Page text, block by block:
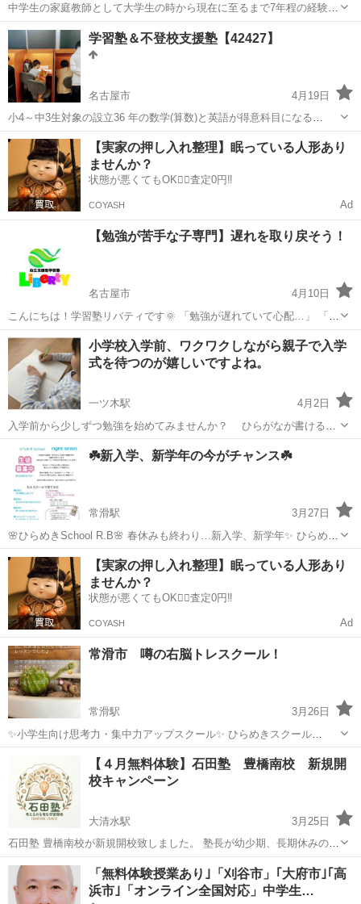
中学生の家庭教師として大学生の時から現在に至るまで7年程の経験が
あります。どの子も志望校合格へのサポートや学年で成績下位の子を
上位に入れるようサポートした実績があります。 勉強が苦手な子を教
える事が多く、その経験の中で学力...
愛知 岡崎市 矢作橋駅 塾 課題
学習塾＆不登校支援塾【42427】
名古屋市
4月19日
小4～中3生対象の設立36 年の数学(算数)と英語が得意科目になる
『AFTER SCHOOL＋(アフター スクール プラス)』です。 4年前に名
古屋市中川区の設立25年の学習塾『Vコーチ』を吸収しまして
『AFTER SC...
愛知 名古屋市 塾 クラス
【実家の押し入れ整理】眠っている人形あり
ませんか？
状態が悪くてもOK🙆‍♀️査定0円‼️
COYASH Ad
【勉強が苦手な子専門】遅れを取り戻そう！
名古屋市
4月10日
こんにちは！学習塾リバティです🌞 ​「勉強が遅れていて心配…」 「集
団塾だと緊張してしまう」 「特性に合った教え方をしてほしい」 ​そん
な悩みをお持ちの保護者様、一度お話ししませんか？ 私たちは、お子
様が 「できた！...
愛知 名古屋市 塾 ADHD
小学校入学前、ワクワクしながら親子で入学
式を待つのが嬉しいですよね。
一ツ木駅
4月2日
入学前から少しずつ勉強を始めてみませんか？ ひらがなが書けるか
心配 授業についていけるか不安 宿題の習慣がつくか不安 勉強
の習慣をつけたい。 落ち着いてます相談出来る場所があると安心です
よね。 まずは、お気軽にご相...
愛知 刈谷市 一ツ木駅 塾 数学
☘️新入学、新学年の今がチャンス☘️
常滑駅
3月27日
🌸ひらめきSchool R.B🌸 春休みも終わり…新入学、新学年✨ ひらめき
school R.Bも、少しずつお友達が増え…授業も盛り上がっています❣️
これからの時代、AIはどんどん進化します。 計算や知識だけなら、
愛知 常滑市 常滑駅 塾 親子
【実家の押し入れ整理】眠っている人形あり
ませんか？
状態が悪くてもOK🙆‍♀️査定0円‼️
COYASH Ad
常滑市 噂の右脳トレスクール！
常滑駅
3月26日
✨小学生向け思考力・集中力アップスクール✨ ひらめきスクール
R.B（right brain） ◆入会金：10,000円（R.Bロゴ入りトートバッグ＋
通学保険込） ◆月謝：5,000円（火曜〜金曜何回通っても❣️） ・1...
常滑駅 塾 右脳
【４月無料体験】石田塾 豊橋南校 新規開
校キャンペーン
大清水駅
3月25日
石田塾 豊橋南校が新規開校致しました。 塾長が幼少期、長期休みの度
に過ごした大好きな地・豊橋で教室をつくりました。 まずは冷やかし
でも来ていただかないと始まりません。 ４月分のお月謝は無料で結構
です。 気に入った場合...
愛知 豊橋市 大清水駅 塾 無料
「無料体験授業あり｣「刈谷市」｢大府市｣｢高
浜市｣「オンライン全国対応」中学生…